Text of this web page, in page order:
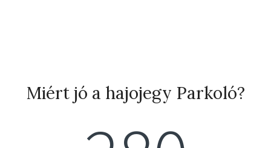
Miért jó a hajojegy Parkoló?